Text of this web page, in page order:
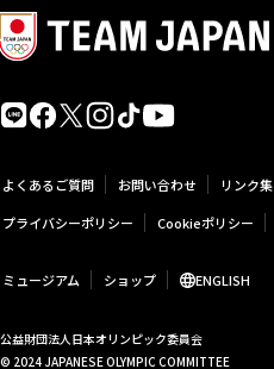
よくあるご質問 お問い合わせ リンク集
プライバシーポリシー
Cookieポリシー
ミュージアム ショップ ENGLISH
公益財団法人日本オリンピック委員会
© 2024 JAPANESE OLYMPIC COMMITTEE